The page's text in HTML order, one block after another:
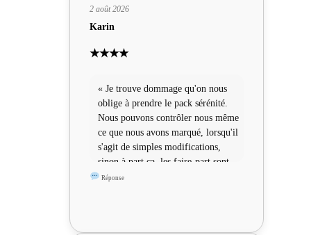
2 août 2026
Karin
★★★★
« Je trouve dommage qu'on nous
oblige à prendre le pack sérénité.
Nous pouvons contrôler nous même
ce que nous avons marqué, lorsqu'il
s'agit de simples modifications,
sinon à part ça, les faire-part sont
sympas »
Réponse